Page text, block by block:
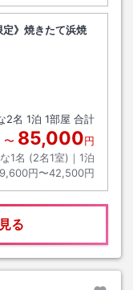
定》焼きたて浜焼
2名 1泊 1部屋 合計
〜 85,000円
1名 (2名1室)｜ 1泊
円〜42,500円
る